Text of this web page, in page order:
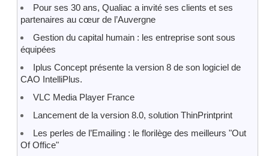
Pour ses 30 ans, Qualiac a invité ses clients et ses
partenaires au cœur de l’Auvergne
Gestion du capital humain : les entreprise sont sous
équipées
Iplus Concept présente la version 8 de son logiciel de
CAO IntelliPlus.
VLC Media Player France
Lancement de la version 8.0, solution ThinPrintprint
Les perles de l’Emailing : le florilège des meilleurs "Out
Of Office"